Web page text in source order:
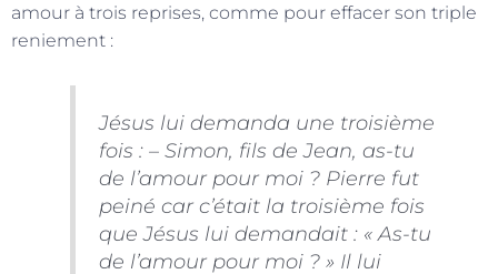
amour à trois reprises, comme pour effacer son triple
reniement :
Jésus lui demanda une troisième
fois : – Simon, fils de Jean, as-tu
de l’amour pour moi ? Pierre fut
peiné car c’était la troisième fois
que Jésus lui demandait : « As-tu
de l’amour pour moi ? » Il lui